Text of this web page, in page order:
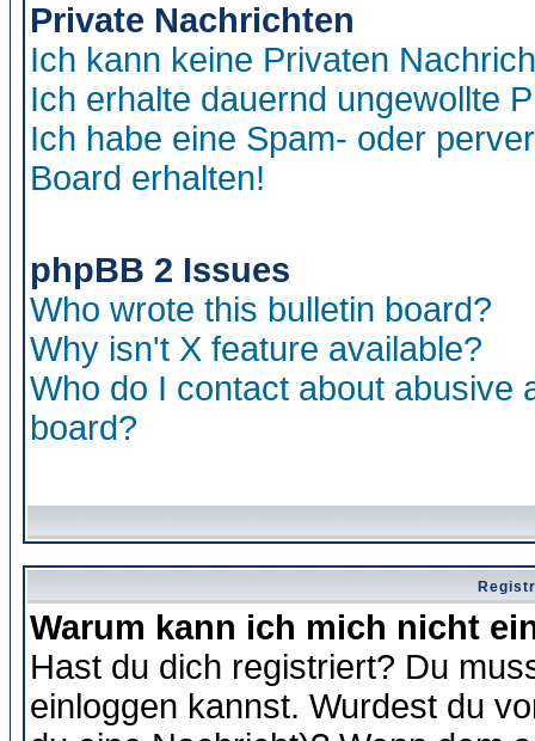
Private Nachrichten
Ich kann keine Privaten
Ich erhalte dauernd ungewollte
Ich habe eine Spam- oder
Board erhalten!
phpBB 2 Issues
Who wrote this bulletin board?
Why isn't X feature available?
Who do I contact about abusive
board?
Warum kann ich mich nicht
Hast du dich registriert? Du
einloggen kannst. Wurdest du